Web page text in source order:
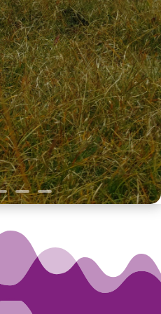
ighlighting memorable sites.
- 05/09/25)
han just a getaway — it was
ion, and inspiration that I will
treasure.
- 20/10/25)